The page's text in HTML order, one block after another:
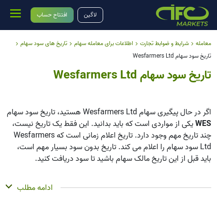
لاگین افتتاح حساب
معامله شرایط و ضوابط تجارت اطلاعات برای معامله سهام
تاریخ های سود سهام
تاریخ سود سهام Wesfarmers Ltd
تاریخ سود سهام Wesfarmers Ltd
اگر در حال پیگیری سهام Wesfarmers Ltd هستید، تاریخ سود سهام
WESیکی از مواردی است که باید بدانید. این فقط یک تاریخ نیست،
چند تاریخ مهم وجود دارد. تاریخ اعلام زمانی است که Wesfarmers
Ltd سود سهام را اعلام می کند. تاریخ بدون سود بسیار مهم است،
باید قبل از این تاریخ مالک سهام باشید تا سود دریافت کنید.
تاریخ ثبت زمانی است که Wesfarmers Ltd فهرست سهامداران خود
را بررسی می کند، و تاریخ پرداخت زمانی است که واقعاً پول را دریافت
ادامه مطلب